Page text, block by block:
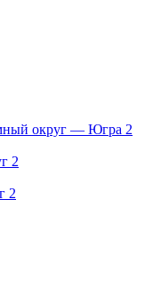
округ — Югра 2
2
2